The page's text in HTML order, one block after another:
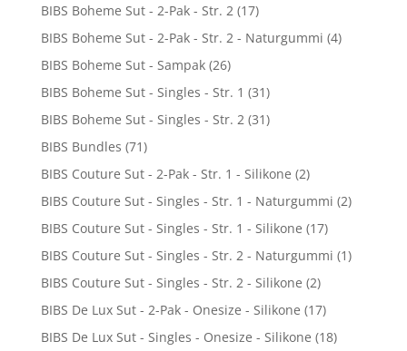
BIBS Boheme Sut - 2-Pak - Str. 2 (17)
BIBS Boheme Sut - 2-Pak - Str. 2 - Naturgummi (4)
BIBS Boheme Sut - Sampak (26)
BIBS Boheme Sut - Singles - Str. 1 (31)
BIBS Boheme Sut - Singles - Str. 2 (31)
BIBS Bundles (71)
BIBS Couture Sut - 2-Pak - Str. 1 - Silikone (2)
BIBS Couture Sut - Singles - Str. 1 - Naturgummi (2)
BIBS Couture Sut - Singles - Str. 1 - Silikone (17)
BIBS Couture Sut - Singles - Str. 2 - Naturgummi (1)
BIBS Couture Sut - Singles - Str. 2 - Silikone (2)
BIBS De Lux Sut - 2-Pak - Onesize - Silikone (17)
BIBS De Lux Sut - Singles - Onesize - Silikone (18)